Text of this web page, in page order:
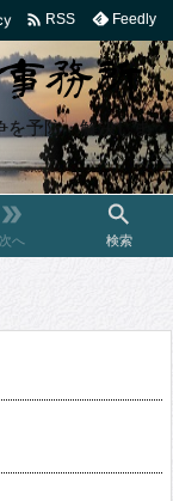
を予防・解決しま

次へ

検索
 RSS Feedly